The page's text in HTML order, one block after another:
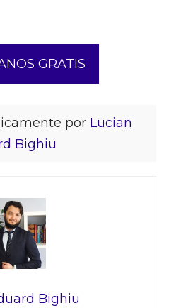
GRATIS
por Lucian
Bighiu
Bighiu